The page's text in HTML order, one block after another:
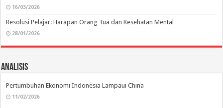
16/03/2026
Resolusi Pelajar: Harapan Orang Tua dan Kesehatan Mental
28/01/2026
Analisis
Pertumbuhan Ekonomi Indonesia Lampaui China
11/02/2026